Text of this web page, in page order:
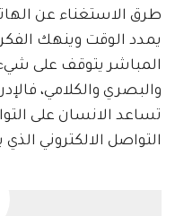
طرق الاستغناء عن
يمدد الوقت وينهك
المباشر يتوقف على
والبصري والكلامي،
تساعد الانسان على
التواصل الالكتروني